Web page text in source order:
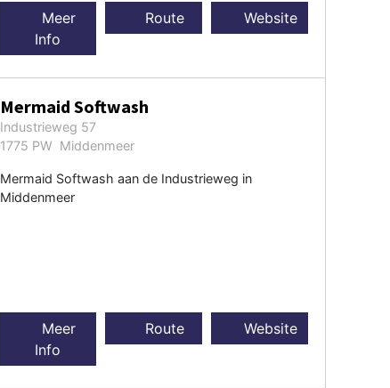
Meer
Info
Route Website
Mermaid Softwash
Industrieweg 57
1775 PW Middenmeer
Mermaid Softwash aan de Industrieweg in
Middenmeer
Meer
Info
Route Website